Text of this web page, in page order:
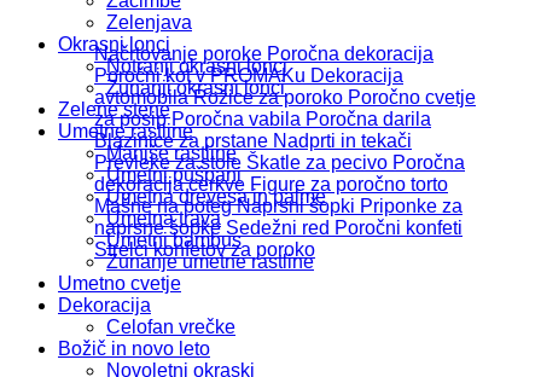
Načrtovanje poroke Poročna dekoracija
Poročni kot v PROMAKu Dekoracija
avtomobila Rožice za poroko Poročno cvetje
za posip Poročna vabila Poročna darila
Blazinice za prstane Nadprti in tekači
Prevleke za stole Škatle za pecivo Poročna
dekoracija cerkve Figure za poročno torto
Mašne na poteg Naprsni šopki Priponke za
naprsne šopke Sedežni red Poročni konfeti
Strelci konfetov za poroko
Zelenjava
Okrasni lonci
Notranji okrasni lonci
Zunanji okrasni lonci
Zelene stene
Umetne rastline
Manjše rastline
Umetni pušpani
Umetna drevesa in palme
Umetna trava
Umetni bambus
Zunanje umetne rastline
Umetno cvetje
Dekoracija
Celofan vrečke
Božič in novo leto
Novoletni okraski